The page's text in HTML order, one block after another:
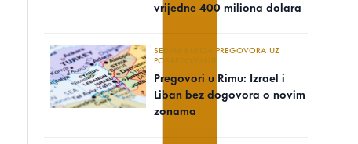
vrijedne 400 miliona dolara
SEDMA RUNDA PREGOVORA UZ
POSREDOVANJE..
Pregovori u Rimu: Izrael i
Liban bez dogovora o novim
zonama